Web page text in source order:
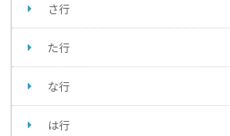
さ行
た行
な行
は行